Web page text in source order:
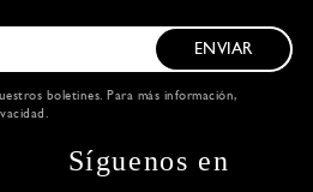
ENVIAR
boletines. Para más información,
.
Síguenos en